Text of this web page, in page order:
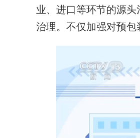
业、进口等环节的源
治理。不仅加强对预包